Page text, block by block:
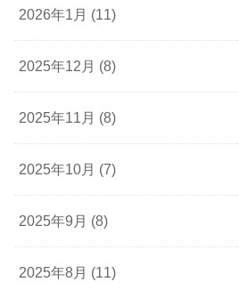
2026年1月 (11)
2025年12月 (8)
2025年11月 (8)
2025年10月 (7)
2025年9月 (8)
2025年8月 (11)